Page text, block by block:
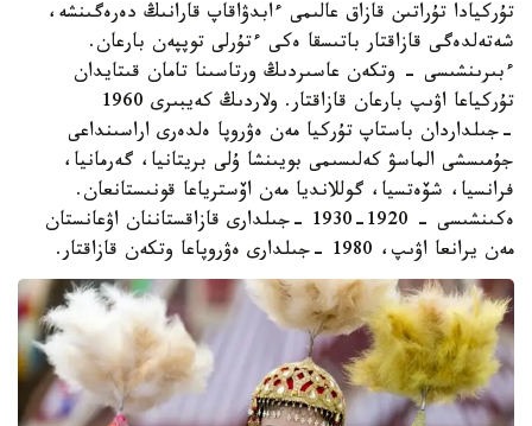
تۇركيادا تۇراتىن قازاق عالىمى ءابدۋاقاپ قارانىڭ دەرەگىنشە،
شەتەلدەگى قازاقتار باتىسقا ەكى ءتۇرلى توپپەن بارعان.
ءبىرىنشىسى - وتكەن عاسىردىڭ ورتاسىنا تامان قىتايدان
تۇركياعا اۋىپ بارعان قازاقتار. ولاردىڭ كەيبىرى 1960
-جىلداردان باستاپ تۇركيا مەن ەۋروپا ەلدەرى اراسىنداعى
جۇمىسشى الماسۋ كەلىسىمى بويىنشا ۇلى بريتانيا، گەرمانيا،
فرانسيا، شۆەتسيا، گوللانديا مەن اۆسترياعا قونىستانعان.
ەكىنشىسى - 1920-1930 -جىلدارى قازاقستاننان اۋعانستان
مەن يرانعا اۋىپ، 1980 -جىلدارى ەۋروپاعا وتكەن قازاقتار.